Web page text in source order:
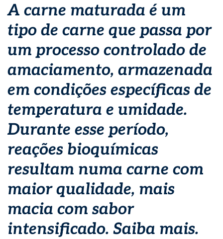
A carne maturada é um
tipo de carne que passa por
um processo controlado de
amaciamento, armazenada
em condições específicas de
temperatura e umidade.
Durante esse período,
reações bioquímicas
resultam numa carne com
maior qualidade, mais
macia com sabor
intensificado. Saiba mais.